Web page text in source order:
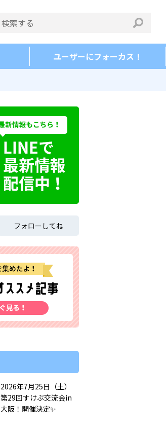
ユーザーにフォーカス！
フォローしてね
2026年7月25日（土）
第29回すけぶ交流会in
大阪！開催決定✨️